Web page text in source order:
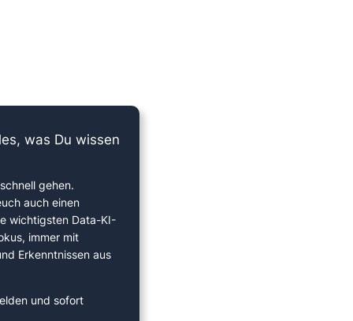
was Du wissen
gehen.
auch einen
wichtigsten Data-KI-
immer mit
Erkenntnissen aus
und sofort